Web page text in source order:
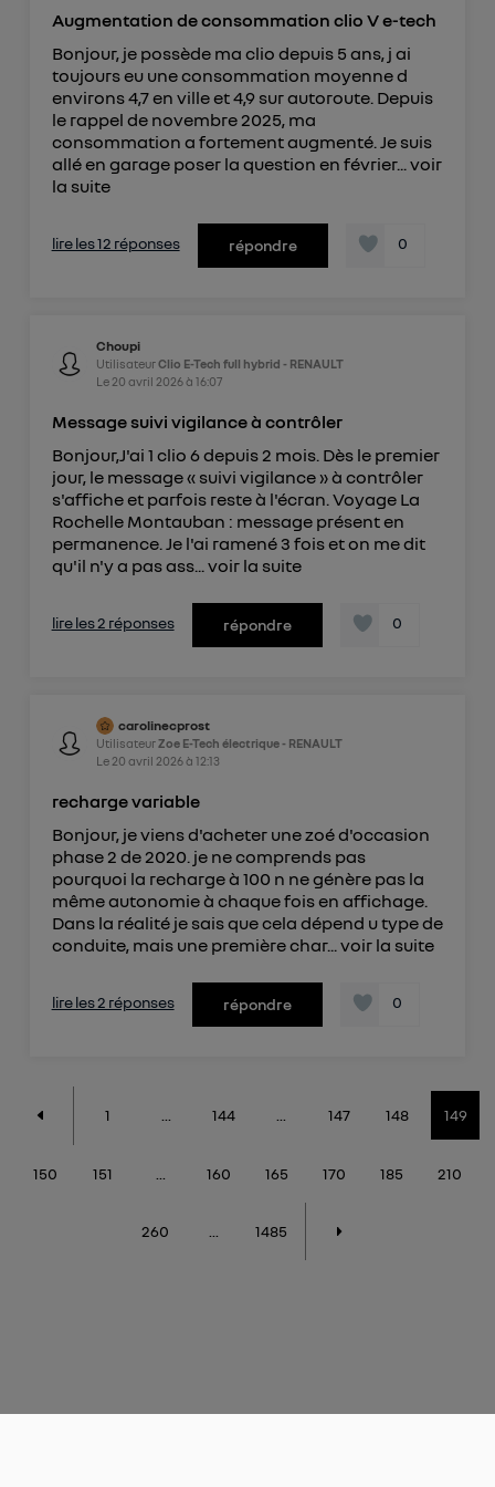
Augmentation de consommation clio V e-tech
Bonjour, je possède ma clio depuis 5 ans, j ai
toujours eu une consommation moyenne d
environs 4,7 en ville et 4,9 sur autoroute. Depuis
le rappel de novembre 2025, ma
consommation a fortement augmenté. Je suis
allé en garage poser la question en février... voir
la suite
lire les 12 réponses répondre 0
Choupi
UtilisateurClio E-Tech full hybrid - RENAULT
Le 20 avril 2026à 16:07
Message suivi vigilance à contrôler
Bonjour,J'ai 1 clio 6 depuis 2 mois. Dès le premier
jour, le message « suivi vigilance » à contrôler
s'affiche et parfois reste à l'écran. Voyage La
Rochelle Montauban : message présent en
permanence. Je l'ai ramené 3 fois et on me dit
qu'il n'y a pas ass... voir la suite
lire les 2 réponses répondre 0
carolinecprost
UtilisateurZoe E-Tech électrique - RENAULT
Le 20 avril 2026à 12:13
recharge variable
Bonjour, je viens d'acheter une zoé d'occasion
phase 2 de 2020. je ne comprends pas
pourquoi la recharge à 100 n ne génère pas la
même autonomie à chaque fois en affichage.
Dans la réalité je sais que cela dépend u type de
conduite, mais une première char...voir la suite
lire les 2 réponses répondre 0
1 144 147 148 149
150 151 160 165 170 185 210
260 1485